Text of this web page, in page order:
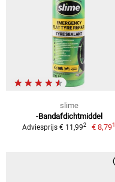
slime
-Bandafdichtmiddel
Adviesprijs € 11,992 € 8,791